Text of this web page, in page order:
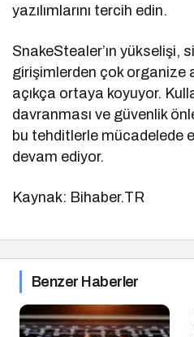
yazılımlarını tercih edin.
SnakeStealer’ın yükselişi,
girişimlerden çok organize
açıkça ortaya koyuyor.
davranması ve güvenlik
bu tehditlerle mücadelede
devam ediyor.
Kaynak: Bihaber.TR
Benzer Haberler